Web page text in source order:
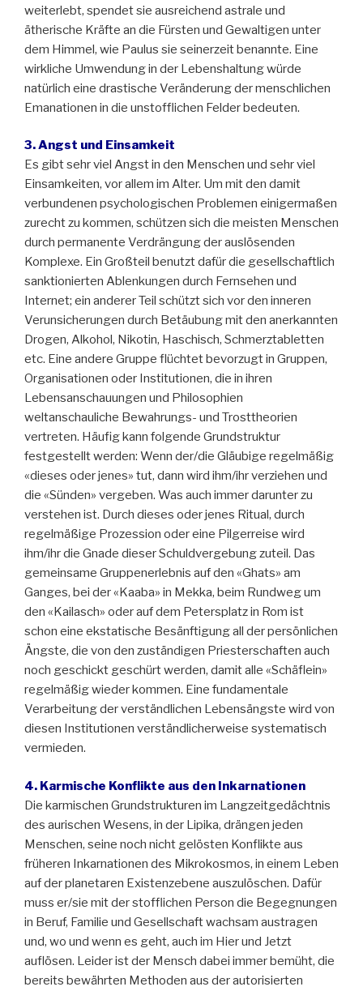
weiterlebt, spendet sie ausreichend astrale und
ätherische Kräfte an die Fürsten und Gewaltigen unter
dem Himmel, wie Paulus sie seinerzeit benannte. Eine
wirkliche Umwendung in der Lebenshaltung würde
natürlich eine drastische Veränderung der menschlichen
Emanationen in die unstofflichen Felder bedeuten.
3. Angst und Einsamkeit
Es gibt sehr viel Angst in den Menschen und sehr viel
Einsamkeiten, vor allem im Alter. Um mit den damit
verbundenen psychologischen Problemen einigermaßen
zurecht zu kommen, schützen sich die meisten Menschen
durch permanente Verdrängung der auslösenden
Komplexe. Ein Großteil benutzt dafür die gesellschaftlich
sanktionierten Ablenkungen durch Fernsehen und
Internet; ein anderer Teil schützt sich vor den inneren
Verunsicherungen durch Betäubung mit den anerkannten
Drogen, Alkohol, Nikotin, Haschisch, Schmerztabletten
etc. Eine andere Gruppe flüchtet bevorzugt in Gruppen,
Organisationen oder Institutionen, die in ihren
Lebensanschauungen und Philosophien
weltanschauliche Bewahrungs- und Trosttheorien
vertreten. Häufig kann folgende Grundstruktur
festgestellt werden: Wenn der/die Gläubige regelmäßig
«dieses oder jenes» tut, dann wird ihm/ihr verziehen und
die «Sünden» vergeben. Was auch immer darunter zu
verstehen ist. Durch dieses oder jenes Ritual, durch
regelmäßige Prozession oder eine Pilgerreise wird
ihm/ihr die Gnade dieser Schuldvergebung zuteil. Das
gemeinsame Gruppenerlebnis auf den «Ghats» am
Ganges, bei der «Kaaba» in Mekka, beim Rundweg um
den «Kailasch» oder auf dem Petersplatz in Rom ist
schon eine ekstatische Besänftigung all der persönlichen
Ängste, die von den zuständigen Priesterschaften auch
noch geschickt geschürt werden, damit alle «Schäflein»
regelmäßig wieder kommen. Eine fundamentale
Verarbeitung der verständlichen Lebensängste wird von
diesen Institutionen verständlicherweise systematisch
vermieden.
4. Karmische Konflikte aus den Inkarnationen
Die karmischen Grundstrukturen im Langzeitgedächtnis
des aurischen Wesens, in der Lipika, drängen jeden
Menschen, seine noch nicht gelösten Konflikte aus
früheren Inkarnationen des Mikrokosmos, in einem Leben
auf der planetaren Existenzebene auszulöschen. Dafür
muss er/sie mit der stofflichen Person die Begegnungen
in Beruf, Familie und Gesellschaft wachsam austragen
und, wo und wenn es geht, auch im Hier und Jetzt
auflösen. Leider ist der Mensch dabei immer bemüht, die
bereits bewährten Methoden aus der autorisierten